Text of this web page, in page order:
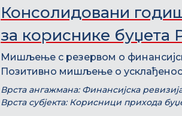
Консолидовани
за кориснике буџета
Мишљење с резервом о
Позитивно мишљење о
Врста ангажмана: Финансијска
Врста субјекта: Корисници прихода